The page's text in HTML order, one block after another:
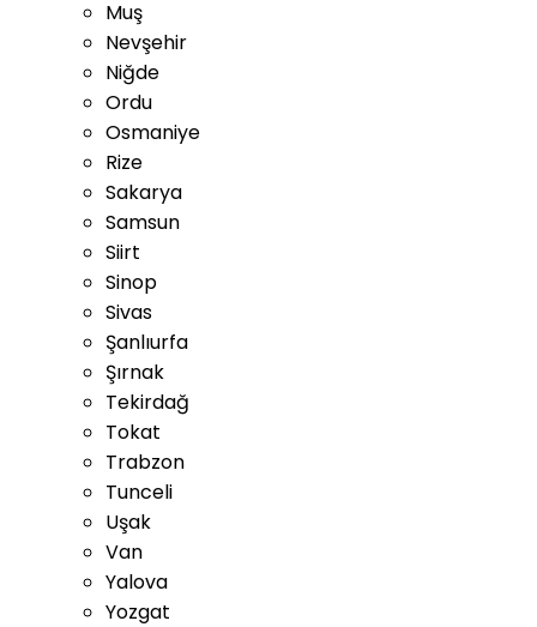
Muş
Nevşehir
Niğde
Ordu
Osmaniye
Rize
Sakarya
Samsun
Siirt
Sinop
Sivas
Şanlıurfa
Şırnak
Tekirdağ
Tokat
Trabzon
Tunceli
Uşak
Van
Yalova
Yozgat